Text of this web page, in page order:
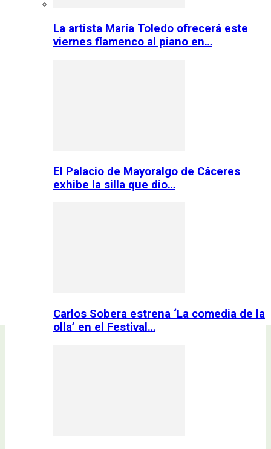
La artista María Toledo ofrecerá este
viernes flamenco al piano en…
El Palacio de Mayoralgo de Cáceres
exhibe la silla que dio…
Carlos Sobera estrena ‘La comedia de la
olla’ en el Festival…